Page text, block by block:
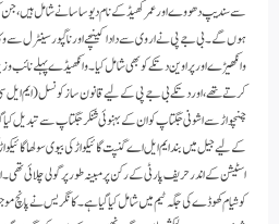
سے سندیپ دھووے اور عمرکھیڈ کے نام دیو ساسانے شامل ہیں، جن
ہوں گے۔بی جے پی نے اروی سے دادا کینچے اور ناگپور سینٹرل
وانکھیڑے اور پراوین دتکے کو بھی شامل کیا۔ وانکھیڈے پہلے نائب
کرتے تھے، اور دتکے بی جے پی کے لیے قانون ساز کونسل (ایم
چنچواڑ سے اشونی جگتاپ کو ان کے بہنوئی شنکر جگتاپ سے تبدیل
کے لیے جیل میں بند ایم ایل اے گنپت گائیکواڑ کی بیوی سولھا
اسٹیشن کے اندر حریف پارٹی کے رکن پر مبینہ طور پر گولی چلائی
کو شیام کھوڈے کی جگہ ٹیم میں شامل کیا گیا ہے۔ کانگریس نے پانچ